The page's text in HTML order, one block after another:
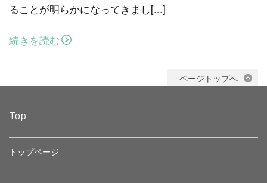
ることが明らかになってきまし[...]
続きを読む
ページトップへ
Top
トップページ